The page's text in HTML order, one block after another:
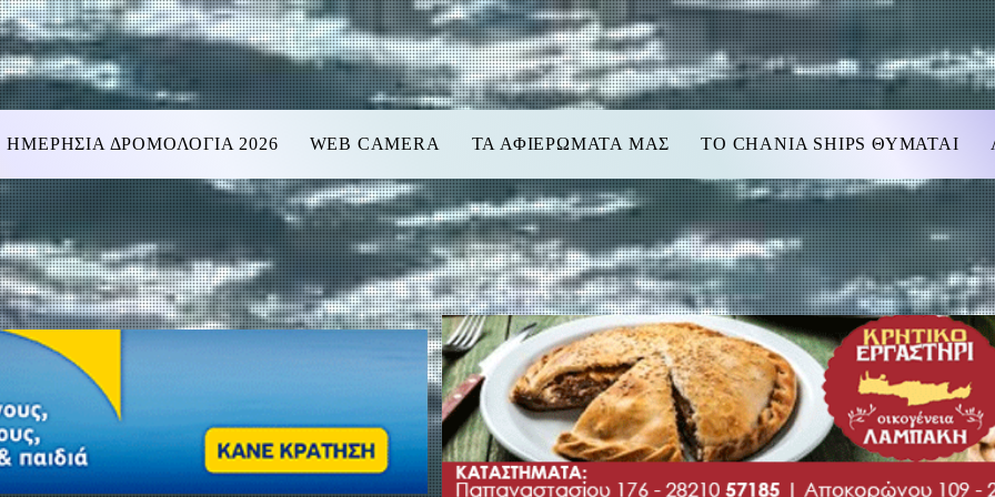
ΗΜΕΡΗΣΙΑ ΔΡΟΜΟΛΟΓΙΑ 2026 WEB CAMERA ΤΑ ΑΦΙΕΡΩΜΑΤΑ ΜΑΣ TO CHANIA SHIPS ΘΥΜΑΤΑΙ